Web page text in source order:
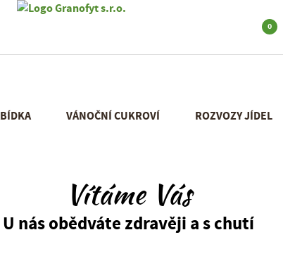
0
VÁNOČNÍ CUKROVÍ ROZVOZY JÍDEL
Vítáme Vás
U nás obědváte zdravěji a s chutí